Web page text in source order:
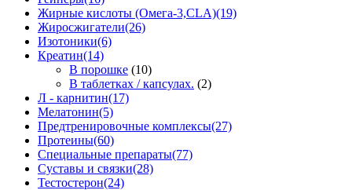
Жирные кислоты (Омега-3,CLA)(19)
Жиросжигатели(26)
Изотоники(6)
Креатин(14)
В порошке (10)
В таблетках / капсулах. (2)
Л - карнитин(17)
Мелатонин(5)
Предтренировочные комплексы(27)
Протеины(60)
Специальные препараты(77)
Суставы и связки(28)
Тестостерон(24)